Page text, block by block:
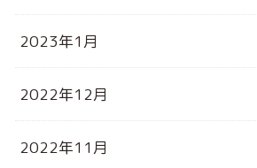
2023年1月
2022年12月
2022年11月